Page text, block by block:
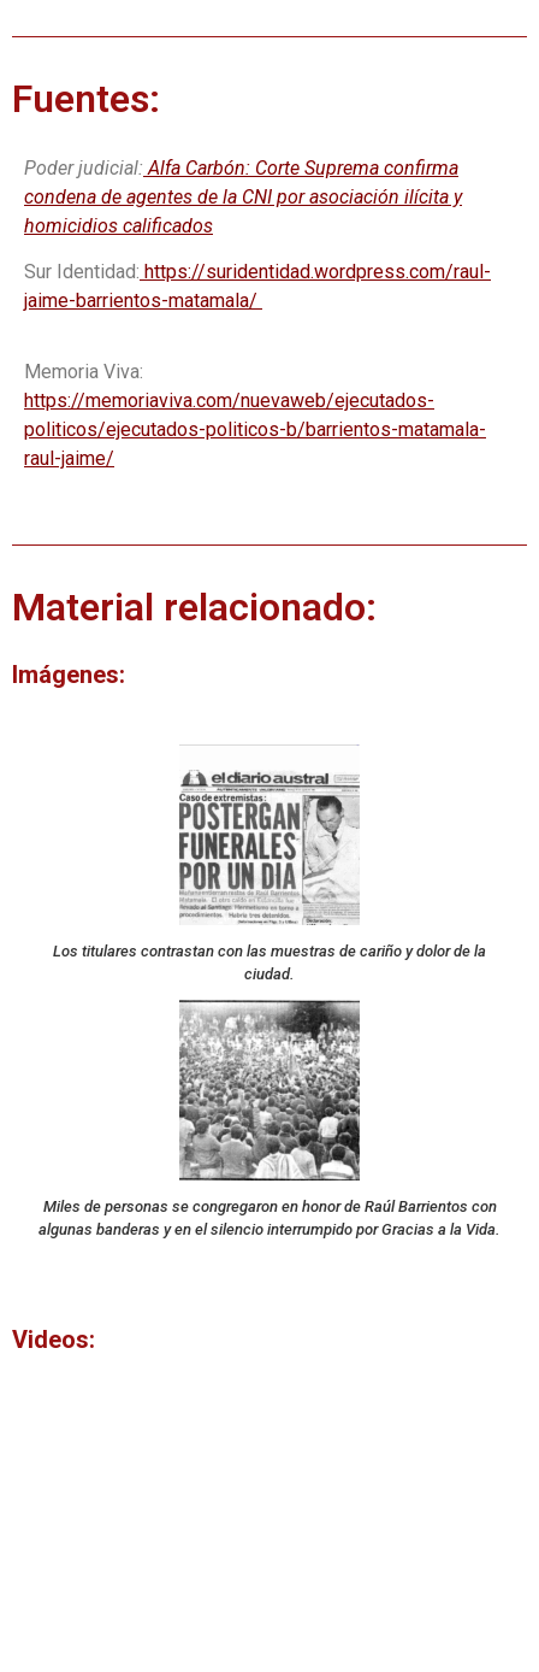
Fuentes:
Poder judicial: Alfa Carbón: Corte Suprema confirma
condena de agentes de la CNI por asociación ilícita y
homicidios calificados
Sur Identidad: https://suridentidad.wordpress.com/raul-
jaime-barrientos-matamala/
Memoria Viva:
https://memoriaviva.com/nuevaweb/ejecutados-
politicos/ejecutados-politicos-b/barrientos-matamala-
raul-jaime/
Material relacionado:
Imágenes:
Los titulares contrastan con las muestras de cariño y dolor de la
ciudad.
Miles de personas se congregaron en honor de Raúl Barrientos con
algunas banderas y en el silencio interrumpido por Gracias a la Vida.
Videos: